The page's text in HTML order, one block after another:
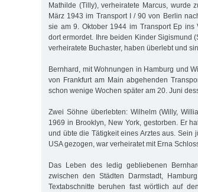
Mathilde (Tilly), verheiratete Marcus, wurde
März 1943 im Transport I / 90 von Berlin
sie am 9. Oktober 1944 im Transport Ep ins
dort ermordet. Ihre beiden Kinder Sigismund
verheiratete Buchaster, haben überlebt und
Bernhard, mit Wohnungen in Hamburg und
von Frankfurt am Main abgehenden
schon wenige Wochen später am 20. Juni
Zwei Söhne überlebten: Wilhelm (Willy,
1969 in Brooklyn, New York, gestorben. Er
und übte die Tätigkeit eines Arztes aus.
USA gezogen, war verheiratet mit Erna
Das Leben des ledig gebliebenen
zwischen den Städten Darmstadt,
Textabschnitte beruhen fast wörtlich auf